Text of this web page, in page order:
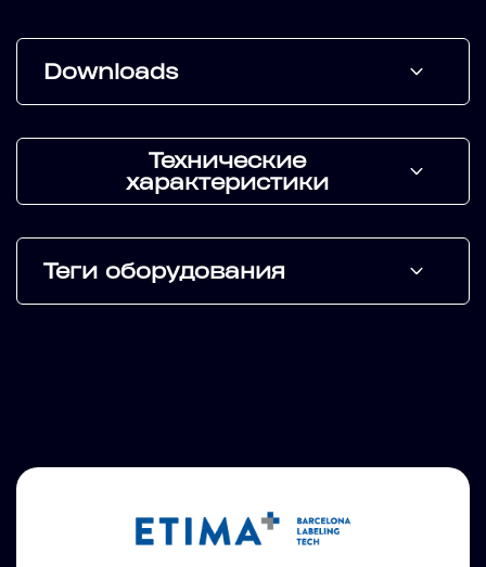
Downloads
Технические
характеристики
Теги оборудования